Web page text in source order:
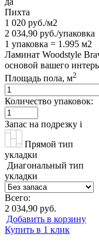
Пихта
1 020 руб./м2
2 034,90 руб./упаковка
1 упаковка = 1.995 м2
Ламинат Woodstyle
основой вашего
Площадь пола, м2
Количество упаковок:
Запас на подрезку i
Прямой тип
укладки
Диагональный тип
укладки
Всего:
2 034,90 руб.
Добавить в корзину
Купить в 1 клик